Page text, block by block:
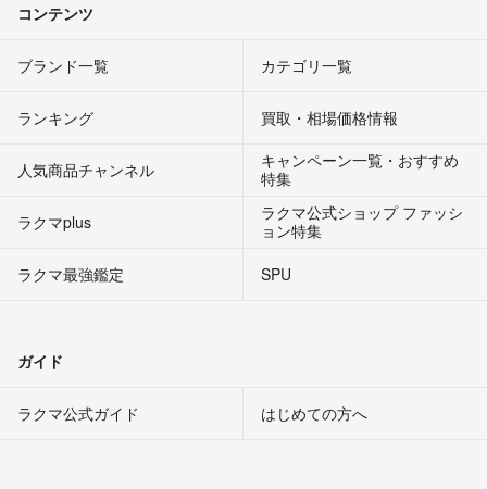
コンテンツ
ブランド一覧 カテゴリ一覧
ランキング 買取・相場価格情報
人気商品チャンネル
キャンペーン一覧・おすすめ
特集
ラクマplus
ラクマ公式ショップ ファッシ
ョン特集
ラクマ最強鑑定
SPU
ガイド
ラクマ公式ガイド はじめての方へ